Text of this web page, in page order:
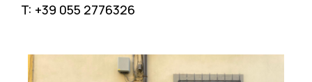
T: +39 055 2776326